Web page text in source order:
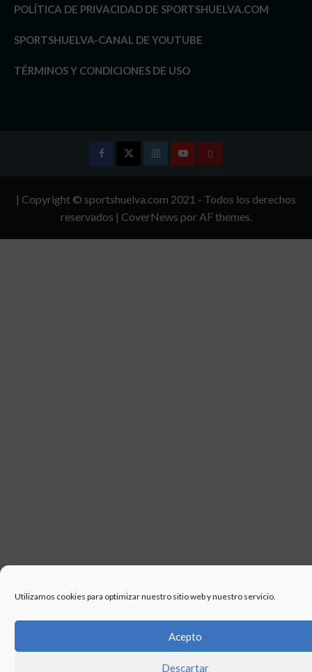
Utilizamos cookies para optimizar nuestro sitio web y nuestro servicio.
Acepto
Descartar
POLÍTICA DE PRIVACIDAD DE SPORTSHUELVA.COM
SPORTSHUELVA-CANAL DE YOUTUBE
TÉRMINOS Y CONDICIONES DE USO
InstagramYoutubeTÉRMINOS
CONDICIONES
| Copyright © sportshuelva.com 2021 - Todos los derechos
reservados | CoverNews por AF themes.